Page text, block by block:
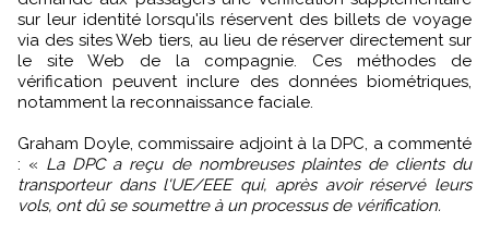
sur leur identité lorsqu'ils réservent des billets de voyage
via des sites Web tiers, au lieu de réserver directement sur
le site Web de la compagnie. Ces méthodes de
vérification peuvent inclure des données biométriques,
notamment la reconnaissance faciale.
Graham Doyle, commissaire adjoint à la DPC, a commenté
: « La DPC a reçu de nombreuses plaintes de clients du
transporteur dans l'UE/EEE qui, après avoir réservé leurs
vols, ont dû se soumettre à un processus de vérification.